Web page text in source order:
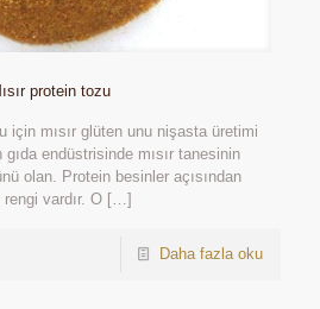
protein tozu
için mısır glüten unu nişasta üretimi
endüstrisinde mısır tanesinin
olan. Protein besinler açısından
vardır. O […]
Daha fazla oku